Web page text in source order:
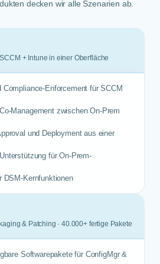
decken wir alle Szenarien ab.
+ Intune in einer Oberfläche
Compliance-Enforcement für SCCM
Management zwischen On-Prem
und Deployment aus einer
für On-Prem-
DSM-Kernfunktionen
& Patching · 40.000+ fertige Pakete
Softwarepakete für ConfigMgr &